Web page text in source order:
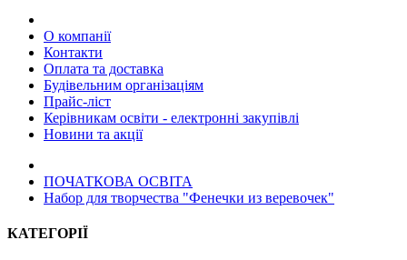
О компанії
Контакти
Оплата та доставка
Будівельним організаціям
Прайс-ліст
Керівникам освіти - електронні закупівлі
Новини та акції
ПОЧАТКОВА ОСВIТА
Набор для творчества "Фенечки из веревочек"
КАТЕГОРІЇ